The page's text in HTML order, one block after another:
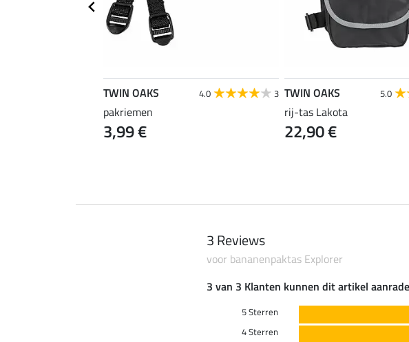
TWIN OAKS 4.0 3
pakriemen
3,99 €
TWIN OAKS 5.0
rij-tas Lakota
22,90 €
3 Reviews
voor bananenpaktas Explorer
3 van 3 Klanten kunnen dit artikel
5 Sterren
4 Sterren